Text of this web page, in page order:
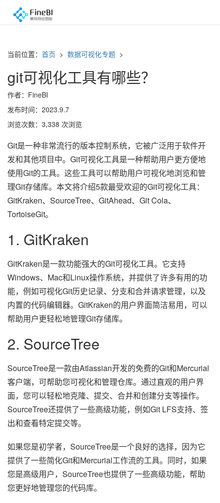
当前位置： 首页 > 数据可视化专题 >
git可视化工具有哪些？
作者：FineBI
发布时间：2023.9.7
浏览次数：3,338 次浏览
Git是一种非常流行的版本控制系统，它被广泛用于软件开
发和其他项目中。Git可视化工具是一种帮助用户更方便地
使用Git的工具。这些工具可以帮助用户可视化地浏览和管
理Git存储库。本文将介绍5款最受欢迎的Git可视化工具：
GitKraken、SourceTree、GitAhead、Git Cola、
TortoiseGit。
1. GitKraken
GitKraken是一款功能强大的Git可视化工具。它支持
Windows、Mac和Linux操作系统，并提供了许多有用的功
能，例如可视化Git历史记录、分支和合并请求管理，以及
内置的代码编辑器。GitKraken的用户界面简洁易用，可以
帮助用户更轻松地管理Git存储库。
2. SourceTree
SourceTree是一款由Atlassian开发的免费的Git和Mercurial
客户端，可帮助您可视化和管理仓库。通过直观的用户界
面，您可以轻松地克隆、提交、合并和创建分支等操作。
SourceTree还提供了一些高级功能，例如Git LFS支持、签
出和查看特定提交等。
如果您是初学者，SourceTree是一个良好的选择，因为它
提供了一些简化Git和Mercurial工作流的工具。同时，如果
您是高级用户，SourceTree也提供了一些高级功能，帮助
您更好地管理您的代码库。